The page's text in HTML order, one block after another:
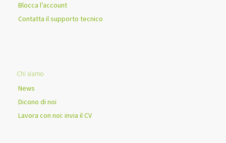
Blocca l’account
Contatta il supporto tecnico
Chi siamo
News
Dicono di noi
Lavora con noi: invia il CV